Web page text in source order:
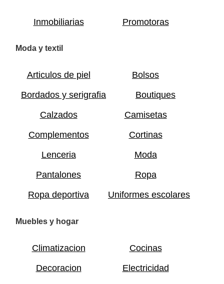
Inmobiliarias Promotoras
Moda y textil
Articulos de piel
Bolsos
Bordados y serigrafia
Boutiques
Calzados
Camisetas
Complementos
Cortinas
Lenceria
Moda
Pantalones
Ropa
Ropa deportiva
Uniformes escolares
Muebles y hogar
Climatizacion
Cocinas
Decoracion
Electricidad